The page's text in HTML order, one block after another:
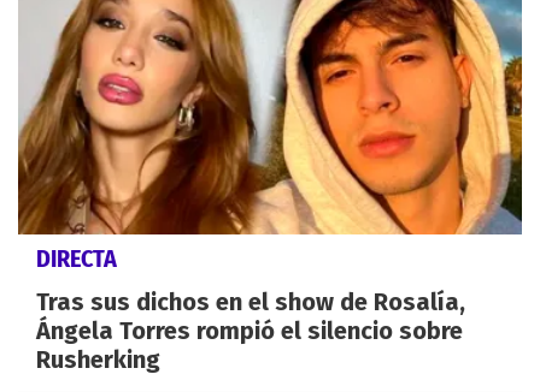
DIRECTA
Tras sus dichos en el show de Rosalía,
Ángela Torres rompió el silencio sobre
Rusherking